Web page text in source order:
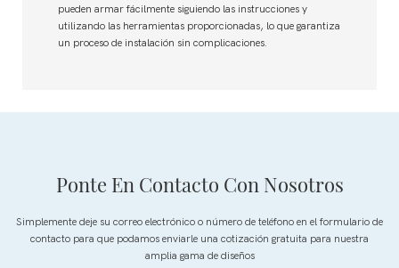
pueden armar fácilmente siguiendo las instrucciones y
utilizando las herramientas proporcionadas, lo que garantiza
un proceso de instalación sin complicaciones.
Ponte En Contacto Con Nosotros
Simplemente deje su correo electrónico o número de teléfono en el formulario de
contacto para que podamos enviarle una cotización gratuita para nuestra
amplia gama de diseños